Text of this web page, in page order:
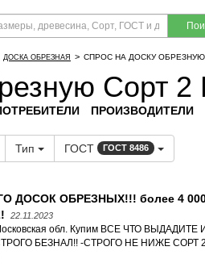
ДОСКА ОБРЕЗНАЯ > СПРОС НА ДОСКУ ОБРЕЗНУЮ
Сорт
ПРОИЗВОДИТЕЛИ
Тип ГОСТ ГОСТ 8486
ДОСОК ОБРЕЗНЫХ!!! более 4
22.11.2023
обл. Купим ВСЕ ЧТО ВЫДАДИТЕ
БЕЗНАЛ!! -СТРОГО НЕ НИЖЕ СОРТ